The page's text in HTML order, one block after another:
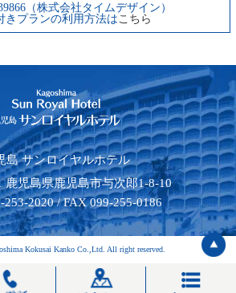
（株式会社タイムデザイン）
きプランの利用方法はこちら
島 サンロイヤルホテル
鹿児島県鹿児島市与次郎1-8-10
253-2020 / FAX 099-255-0186
Kokusai Kanko Co.,Ltd. All right reserved.